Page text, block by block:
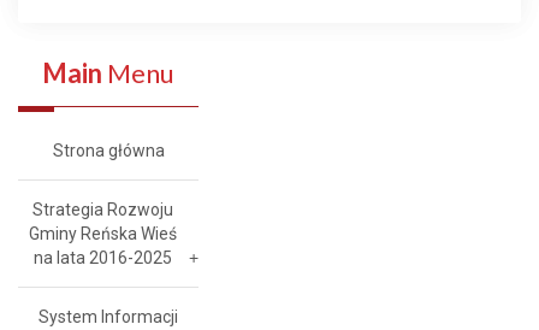
Main Menu
Strona główna
Strategia Rozwoju
Gminy Reńska Wieś
na lata 2016-2025
System Informacji